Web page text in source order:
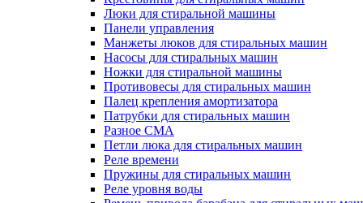
Люки для стиральной машины
Панели управления
Манжеты люков для стиральных машин
Насосы для стиральных машин
Ножки для стиральной машины
Противовесы для стиральных машин
Палец крепления амортизатора
Патрубки для стиральных машин
Разное СМА
Петли люка для стиральных машин
Реле времени
Пружины для стиральных машин
Реле уровня воды